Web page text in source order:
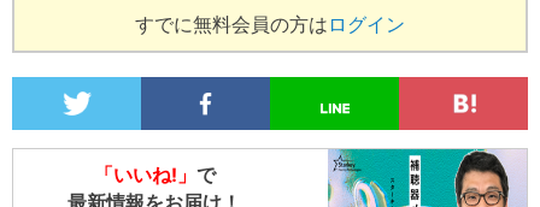
すでに無料会員の方は ログイン
「いいね!」 で
最新情報をお届け！